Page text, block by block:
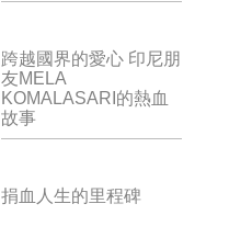
跨越國界的愛心 印尼朋
友MELA
KOMALASARI的熱血
故事
捐血人生的里程碑